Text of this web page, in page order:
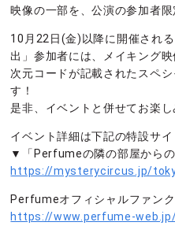
映像の一部を、公演の参加者
10月22日(金)以降に開催され
出」参加者には、メイキング
次元コードが記載されたスペ
す！
是非、イベントと併せてお楽し
イベント詳細は下記の特設サイ
▼「Perfumeの隣の部屋からの
https://mysterycircus.jp/
Perfumeオフィシャルファンク
https://www.perfume-